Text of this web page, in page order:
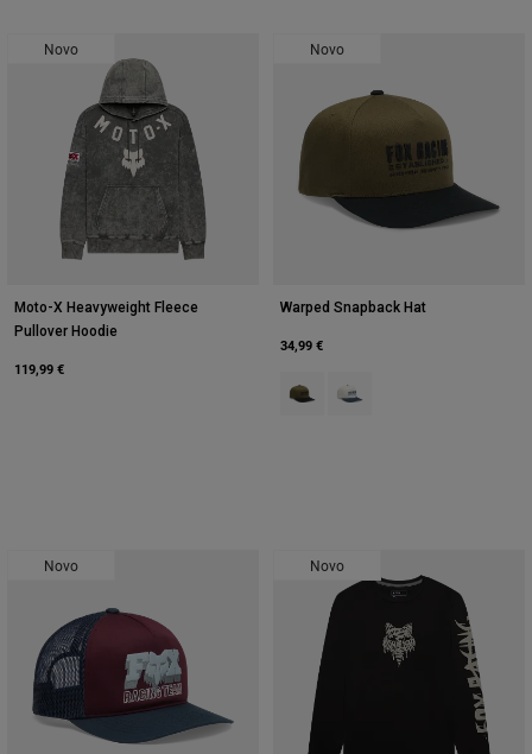
Novo
Moto-X Heavyweight Fleece
Pullover Hoodie
119,99 €
Novo
Warped Snapback Hat
34,99 €
Product swatch type of Verde
Product swatch type of
Novo Novo